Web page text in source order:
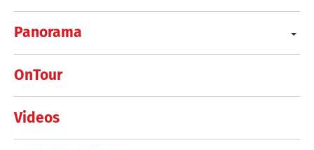
Panorama
OnTour
Videos